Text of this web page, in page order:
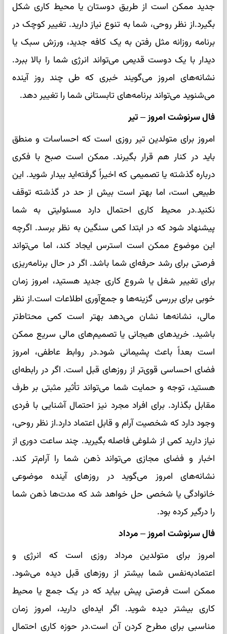
جدید ممکن است از طریق دوستان یا محیط کاری شکل
بگیرد.از نظر روحی، شما به تنوع نیاز دارید. تغییر کوچک در
برنامه روزانه مثل رفتن به یک کافه جدید، ورزش سبک یا
دیدار با یک دوست قدیمی می‌تواند انرژی شما را بالا ببرد.
نشانه‌های امروز می‌گویند خبری که طی چند روز آینده
می‌شنوید می‌تواند برنامه‌های تابستانی شما را تغییر دهد.
فال سرنوشت امروز – تیر
امروز برای متولدین تیر روزی است که احساسات و منطق
باید در کنار هم قرار بگیرند. ممکن است صبح با فکری
درباره گذشته یا تصمیمی که اخیراً گرفته‌اید بیدار شوید. این
طبیعی است، اما بهتر است بیش از حد در گذشته توقف
نکنید.در محیط کاری احتمال دارد مسئولیتی به شما
پیشنهاد شود که در ابتدا کمی سنگین به نظر برسد. اگرچه
این موضوع ممکن است استرس ایجاد کند، اما می‌تواند
فرصتی برای رشد حرفه‌ای شما باشد. اگر در حال برنامه‌ریزی
برای تغییر شغل یا شروع کاری جدید هستید، امروز زمان
خوبی برای بررسی گزینه‌ها و جمع‌آوری اطلاعات است.از نظر
مالی، نشانه‌ها نشان می‌دهد بهتر است کمی محتاط‌تر
باشید. خریدهای هیجانی یا تصمیم‌های مالی سریع ممکن
است بعداً باعث پشیمانی شود.در روابط عاطفی، امروز
فضای احساسی قوی‌تر از روزهای قبل است. اگر در رابطه‌ای
هستید، توجه و حمایت شما می‌تواند تأثیر مثبتی بر طرف
مقابل بگذارد. برای افراد مجرد نیز احتمال آشنایی با فردی
وجود دارد که شخصیت آرام و قابل اعتماد دارد.از نظر روحی،
نیاز دارید کمی از شلوغی فاصله بگیرید. چند ساعت دوری از
اخبار و فضای مجازی می‌تواند ذهن شما را آرام‌تر کند.
نشانه‌های امروز می‌گوید در روزهای آینده موضوعی
خانوادگی یا شخصی حل خواهد شد که مدت‌ها ذهن شما
را درگیر کرده بود.
فال سرنوشت امروز – مرداد
امروز برای متولدین مرداد روزی است که انرژی و
اعتمادبه‌نفس شما بیشتر از روزهای قبل دیده می‌شود.
ممکن است فرصتی پیش بیاید که در یک جمع یا محیط
کاری بیشتر دیده شوید. اگر ایده‌ای دارید، امروز زمان
مناسبی برای مطرح کردن آن است.در حوزه کاری احتمال